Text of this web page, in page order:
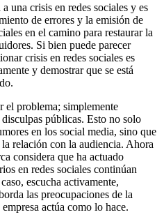
una crisis en redes sociales y es
de errores y la emisión de
en el camino para restaurar la
Si bien puede parecer
crisis en redes sociales es
y demostrar que se está
problema; simplemente
públicas. Esto no solo
en los social media, sino que
relación con la audiencia. Ahora
considera que ha actuado
en redes sociales continúan
escucha activamente,
las preocupaciones de la
actúa como lo hace.